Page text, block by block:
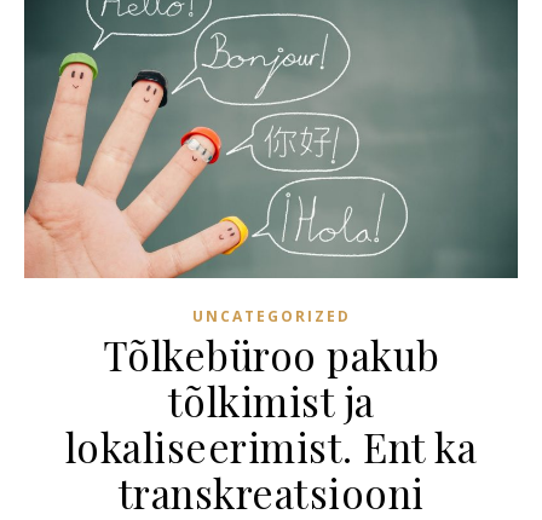
UNCATEGORIZED
Tõlkebüroo pakub
tõlkimist ja
lokaliseerimist. Ent ka
transkreatsiooni